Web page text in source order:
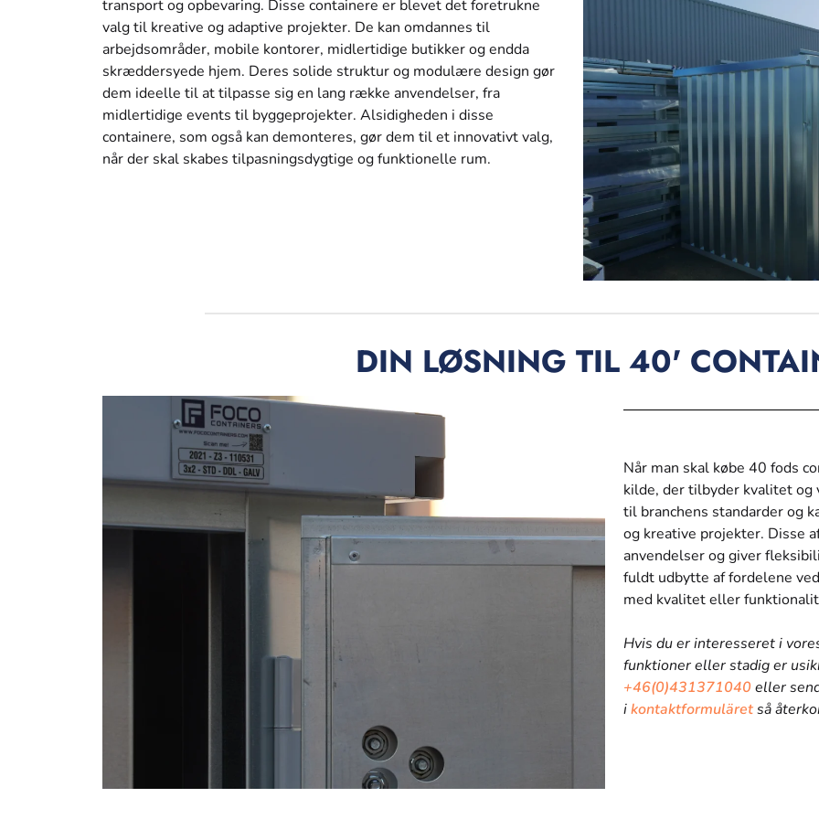
transport og opbevaring. Disse containere er blevet det foretrukne
valg til kreative og adaptive projekter. De kan omdannes til
arbejdsområder, mobile kontorer, midlertidige butikker og endda
skræddersyede hjem. Deres solide struktur og modulære design gør
dem ideelle til at tilpasse sig en lang række anvendelser, fra
midlertidige events til byggeprojekter. Alsidigheden i disse
containere, som også kan demonteres, gør dem til et innovativt valg,
når der skal skabes tilpasningsdygtige og funktionelle rum.
DIN LØSNING TIL 40'
Når man skal købe 40 fods
kilde, der tilbyder kvalitet og
til branchens standarder og
og kreative projekter. Disse
anvendelser og giver
fuldt udbytte af fordelene
med kvalitet eller
Hvis du er interesseret i
funktioner eller stadig er
+46(0)431371040eller
ikontaktformuläretså